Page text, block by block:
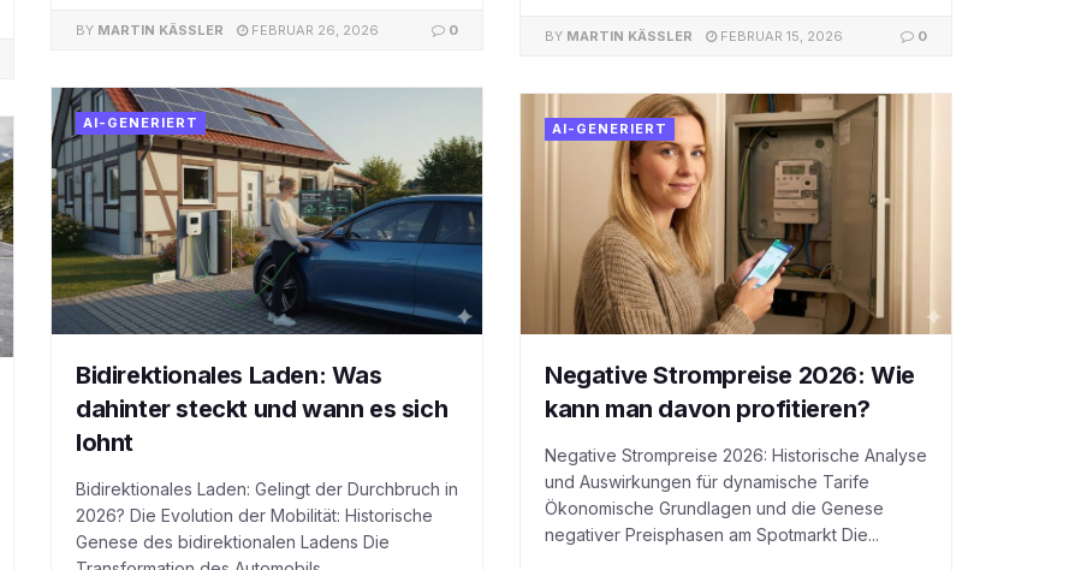
BY MARTIN KÄSSLER FEBRUAR 26, 2026 0 BY MARTIN KÄSSLER FEBRUAR 15, 2026 0
AI-GENERIERT
Bidirektionales Laden: Was
dahinter steckt und wann es sich
lohnt
Bidirektionales Laden: Gelingt der Durchbruch in
2026? Die Evolution der Mobilität: Historische
Genese des bidirektionalen Ladens Die
AI-GENERIERT
Negative Strompreise 2026: Wie
kann man davon profitieren?
Negative Strompreise 2026: Historische Analyse
und Auswirkungen für dynamische Tarife
Ökonomische Grundlagen und die Genese
negativer Preisphasen am Spotmarkt Die...